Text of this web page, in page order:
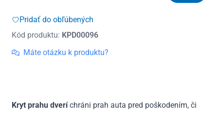
prahov
nerezové
Dacia
Pridať do obľúbených
Kód produktu: KPD00096
Máte otázku k produktu?
Kryt prahu dveríchráni prah auta pred poškodením, či